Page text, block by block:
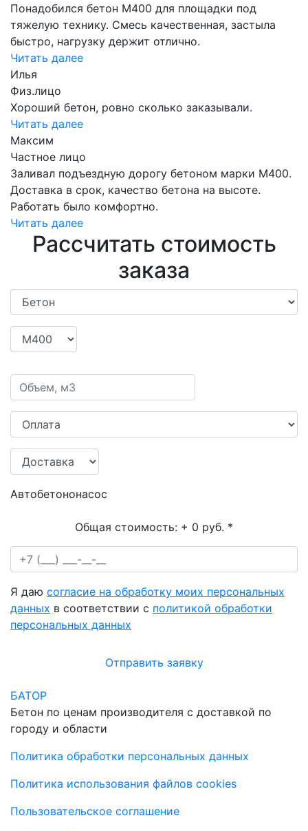
Понадобился бетон М400 для площадки под
тяжелую технику. Смесь качественная, застыла
быстро, нагрузку держит отлично.
Читать далее
Илья
Физ.лицо
Хороший бетон, ровно сколько заказывали.
Читать далее
Максим
Частное лицо
Заливал подъездную дорогу бетоном марки М400.
Доставка в срок, качество бетона на высоте.
Работать было комфортно.
Читать далее
Рассчитать стоимость
заказа
Автобетононасос
Общая стоимость: + 0 руб. *
Я даю согласие на обработку моих персональных
данных в соответствии с политикой обработки
персональных данных
Отправить заявку
БАТОР
Бетон по ценам производителя с доставкой по
городу и области
Политика обработки персональных данных
Политика использования файлов cookies
Пользовательское соглашение